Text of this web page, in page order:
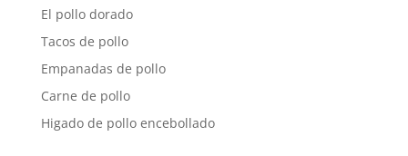
El pollo dorado
Tacos de pollo
Empanadas de pollo
Carne de pollo
Higado de pollo encebollado